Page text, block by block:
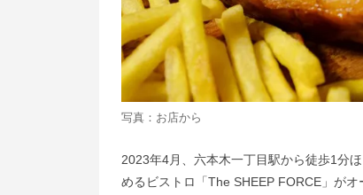
写真：お店から
2023年4月、六本木一丁目駅から徒歩1分
めるビストロ「The SHEEP FORCE」が